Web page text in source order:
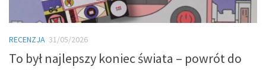
RECENZJA 31/05/2026
To był najlepszy koniec świata – powrót do